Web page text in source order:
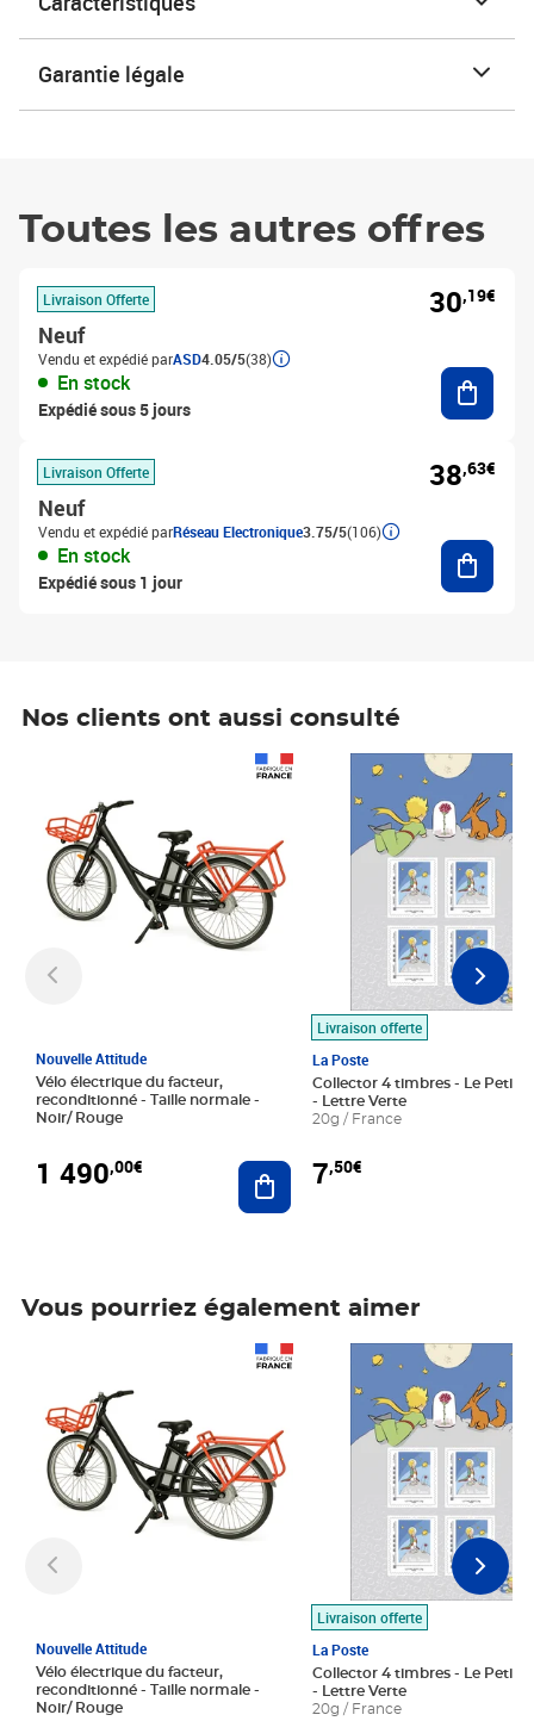
Garantie légale
Toutes les autres offres
Livraison Offerte
Neuf
Vendu et expédié parASD4.05/5(38)
En stock
Expédié sous 5 jours
30,19€
Livraison Offerte
Neuf
Vendu et expédié parRéseau Electronique3.75/5(106)
En stock
Expédié sous 1 jour
38,63€
Nos clients ont aussi consulté
Nouvelle Attitude
Vélo électrique du facteur,
reconditionné - Taille normale -
Noir/ Rouge
1 490,00€ Ajouter au panier
Livraison offerte
La Poste
Collector 4 timbres - Le Petit
- Lettre Verte
20g / France
7,50€
Prix 7,50€
Vous pourriez également aimer
Nouvelle Attitude
Vélo électrique du facteur,
reconditionné - Taille normale -
Noir/ Rouge
Livraison offerte
La Poste
Collector 4 timbres - Le Petit
- Lettre Verte
20g / France
Prix 7,50€